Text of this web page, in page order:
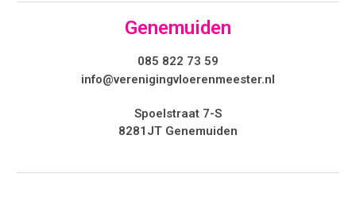
Genemuiden
085 822 73 59
info@verenigingvloerenmeester.nl
Spoelstraat 7-S
8281JT Genemuiden